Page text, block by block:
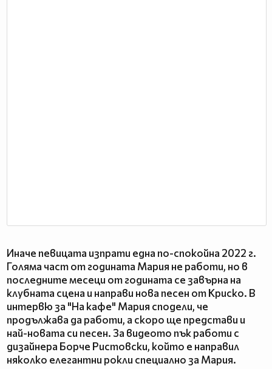
Иначе певицата изпрати една по-спокойна 2022 г.
Голяма част от годината Мария не работи, но в
последните месеци от годината се завърна на
клубната сцена и направи нова песен от Криско. В
интервю за "На кафе" Мария сподели, че
продължава да работи, а скоро ще представи и
най-новата си песен. За видеото пък работи с
дизайнера Борче Ристовски, който е направил
няколко елегантни рокли специално за Мария.